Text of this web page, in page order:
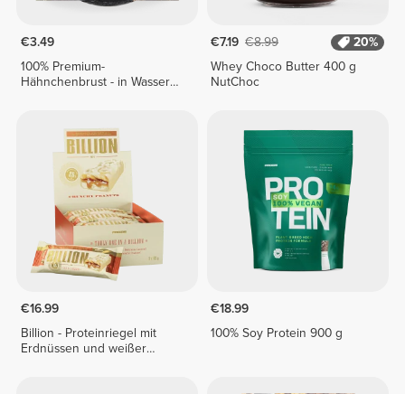
€3.49
100% Premium-
Hähnchenbrust - in Wasser
€7.19 €8.99
20%
Whey Choco Butter 400 g
NutChoc
€16.99
Billion - Proteinriegel mit
Erdnüssen und weißer
€18.99
100% Soy Protein 900 g